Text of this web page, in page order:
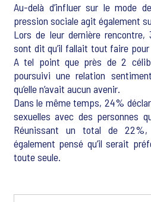
Au-delà d’influer sur le mode
pression sociale agit également
Lors de leur dernière
sont dit qu’il fallait tout faire pour
A tel point que près de 2
poursuivi une relation
qu’elle n’avait aucun avenir.
Dans le même temps, 24%
sexuelles avec des personnes
Réunissant un total de
également pensé qu’il serait
toute seule.